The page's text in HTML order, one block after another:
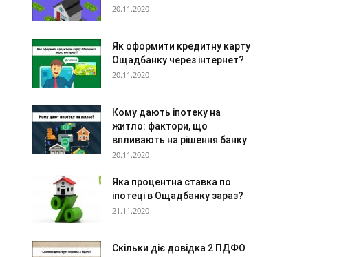
20.11.2020
Як оформити кредитну карту
Ощадбанку через інтернет?
20.11.2020
Кому дають іпотеку на
житло: фактори, що
впливають на рішення банку
20.11.2020
Яка процентна ставка по
іпотеці в Ощадбанку зараз?
21.11.2020
Скільки діє довідка 2 ПДФО